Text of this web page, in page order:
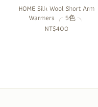
HOME Silk Wool Short Arm
Warmers ╭ 5色 ╮
NT$400